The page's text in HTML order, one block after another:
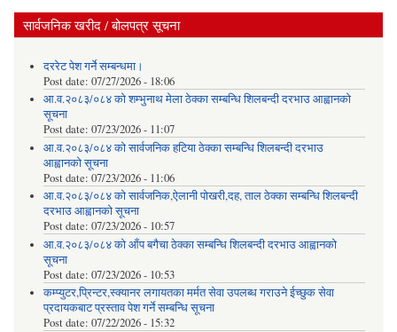
सार्वजनिक खरीद / बोलपत्र सूचना
दररेट पेश गर्ने सम्बन्धमा।
Post date: 07/27/2026 - 18:06
आ.व.२०८३/०८४ को शम्भुनाथ मेला ठेक्का सम्बन्धि शिलबन्दी दरभाउ आह्वानको
सूचना
Post date: 07/23/2026 - 11:07
आ.व.२०८३/०८४ को सार्वजनिक हटिया ठेक्का सम्बन्धि शिलबन्दी दरभाउ
आह्वानको सूचना
Post date: 07/23/2026 - 11:06
आ.व.२०८३/०८४ को सार्वजनिक,ऐलानी पोखरी,दह, ताल ठेक्का सम्बन्धि शिलबन्दी
दरभाउ आह्वानको सूचना
Post date: 07/23/2026 - 10:57
आ.व.२०८३/०८४ को आँप बगैचा ठेक्का सम्बन्धि शिलबन्दी दरभाउ आह्वानको
सूचना
Post date: 07/23/2026 - 10:53
कम्प्युटर,प्रिन्टर,स्क्यानर लगायतका मर्मत सेवा उपलब्ध गराउने ईच्छुक सेवा
प्रदायकबाट प्रस्ताव पेश गर्ने सम्बन्धि सूचना
Post date: 07/22/2026 - 15:32